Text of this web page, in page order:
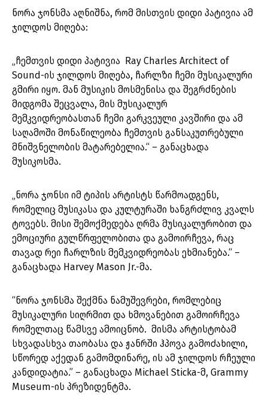
ნორა ჯონსმა აღნიშნა, რომ მისთვის დიდი პატივია ამ
ჯილდოს მიღება:
„ჩემთვის დიდი პატივია Ray Charles Architect of
Sound-ის ჯილდოს მიღება, ჩარლზი ჩემი მუსიკალური
გმირი იყო. მან მუსიკის მოსმენისა და შეგრძნების
მიდგომა შეცვალა, მის მუსიკალურ
მემკვიდრეობასთან ჩემი გარკვეული კავშირი და ამ
საღამოში მონაწილეობა ჩემთვის განსაკუთრებული
მნიშვნელობის მატარებელია.“ – განაცხადა
მუსიკოსმა.
„ნორა ჯონსი იმ ტიპის არტისტს წარმოადგენს,
რომელიც მუსიკასა და კულტურაში ხანგრძლივ კვალს
ტოვებს. მისი შემოქმედება ღრმა მუსიკალურობით და
ემოციური გულწრფელობითა და გამოირჩევა, რაც
თავად რეი ჩარლზის მემკვიდრეობას ეხმიანება.“ –
განაცხადა Harvey Mason Jr.-მა.
“ნორა ჯონსმა შექმნა ნამუშევრები, რომლებიც
მუსიკალური სიღრმით და ხმოვანებით გამოირჩევა
რომელთაც წამსვე ამოიცნობ. მისმა არტისტობამ
სხვადასხვა თაობასა და ჟანრში ჰპოვა გამოძახილი,
სწორედ აქედან გამომდინარე, ის ამ ჯილდოს რჩეული
კანდიდატია.” – განაცხადა Michael Sticka-მ, Grammy
Museum-ის პრეზიდენტმა.